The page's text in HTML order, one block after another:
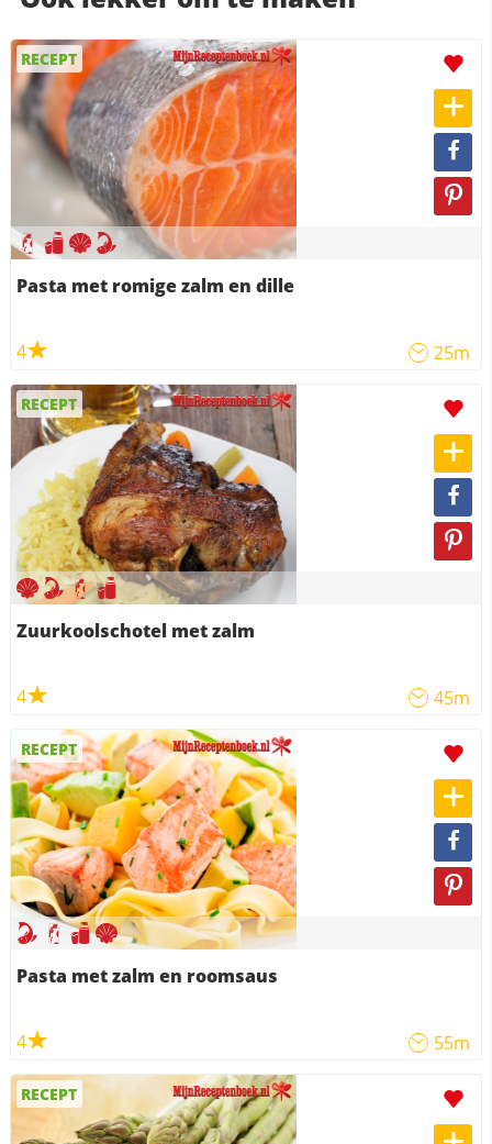
RECEPT
Pasta met romige zalm en dille
4 25m
RECEPT
Zuurkoolschotel met zalm
4 45m
RECEPT
Pasta met zalm en roomsaus
4 55m
RECEPT